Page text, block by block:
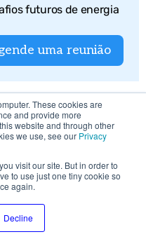
These cookies are
and provide more
website and through other
we use, see our Privacy
visit our site. But in order to
to use just one tiny cookie so
again.
Decline
futuros de energia
uma reunião